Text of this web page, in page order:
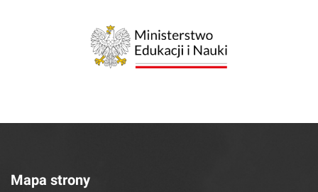
Mapa strony